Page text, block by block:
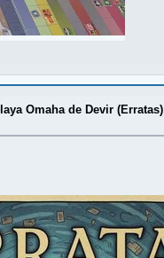
Omaha de Devir (Erratas)